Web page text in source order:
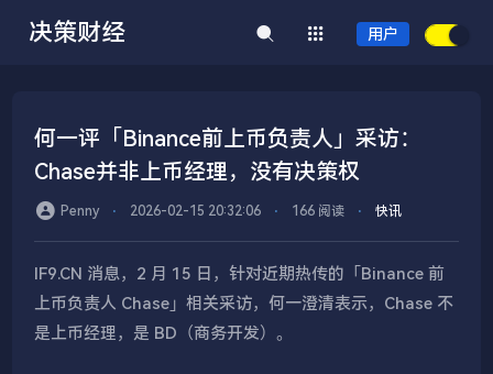
决策财经 用户
何一评「Binance前上币负责人」采访：
Chase并非上币经理，没有决策权
Penny ⋅ 2026-02-15 20:32:06 ⋅ 166 阅读 ⋅ 快讯
IF9.CN 消息，2 月 15 日，针对近期热传的「Binance 前
上币负责人 Chase」相关采访，何一澄清表示，Chase 不
是上币经理，是 BD（商务开发）。